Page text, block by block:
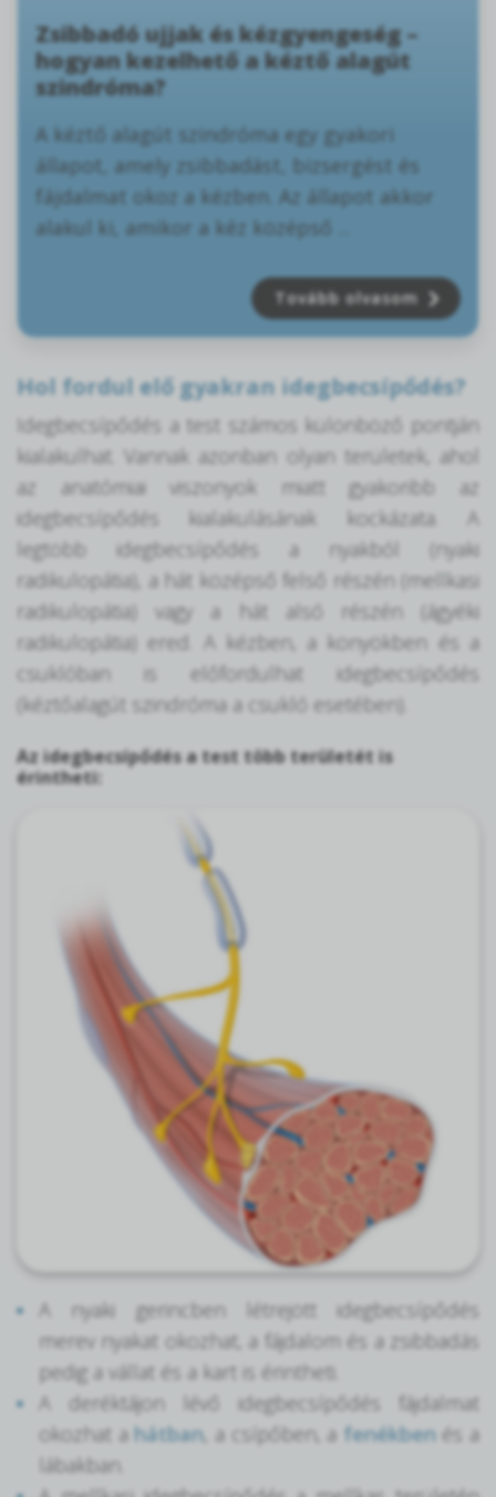
Zsibbadó ujjak és kézgyengeség –
hogyan kezelhető a kéztő alagút
szindróma?
A kéztő alagút szindróma egy gyakori
állapot, amely zsibbadást, bizsergést és
fájdalmat okoz a kézben. Az állapot akkor
alakul ki, amikor a kéz középső ...
Tovább olvasom
Hol fordul elő gyakran idegbecsípődés?
Idegbecsípődés a test számos különböző pontján
kialakulhat. Vannak azonban olyan területek, ahol
az anatómiai viszonyok miatt gyakoribb az
idegbecsípődés kialakulásának kockázata. A
legtöbb idegbecsípődés a nyakból (nyaki
radikulopátia), a hát középső felső részén (mellkasi
radikulopátia) vagy a hát alsó részén (ágyéki
radikulopátia) ered. A kézben, a könyökben és a
csuklóban is előfordulhat idegbecsípődés
(kéztőalagút szindróma a csukló esetében).
Az idegbecsípődés a test több területét is
érintheti:
A nyaki gerincben létrejött idegbecsípődés
merev nyakat okozhat, a fájdalom és a zsibbadás
pedig a vállat és a kart is érintheti.
A deréktájon lévő idegbecsípődés fájdalmat
okozhat ahátban, a csípőben, a fenékbenés a
lábakban.